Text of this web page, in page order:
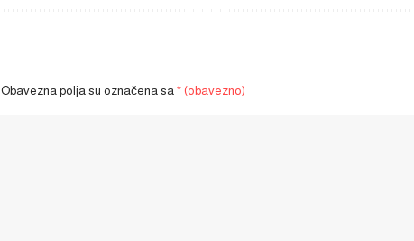
Obavezna polja su označena sa * (obavezno)